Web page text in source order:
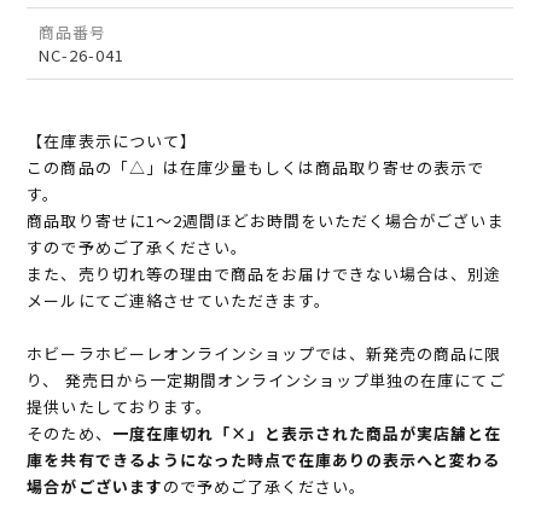
商品番号
NC-26-041
【在庫表示について】
この商品の「△」は在庫少量もしくは商品取り寄せの表示で
す。
商品取り寄せに1～2週間ほどお時間をいただく場合がございま
すので予めご了承ください。
また、売り切れ等の理由で商品をお届けできない場合は、別途
メールにてご連絡させていただきます。
ホビーラホビーレオンラインショップでは、新発売の商品に限
り、 発売日から一定期間オンラインショップ単独の在庫にてご
提供いたしております。
そのため、 一度在庫切れ「×」と表示された商品が実店舗と在
庫を共有できるようになった時点で在庫ありの表示へと変わる
場合がございますので予めご了承ください。